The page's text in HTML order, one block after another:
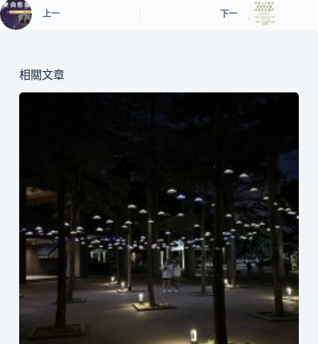
上一 下一
相關文章